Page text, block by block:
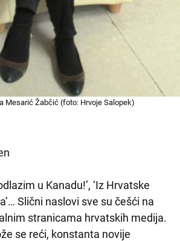
Mesarić Žabčić (foto: Hrvoje Salopek)
u Kanadu!’, ‘Iz Hrvatske
Slični naslovi sve su češći na
stranicama hrvatskih medija.
se reći, konstanta novije